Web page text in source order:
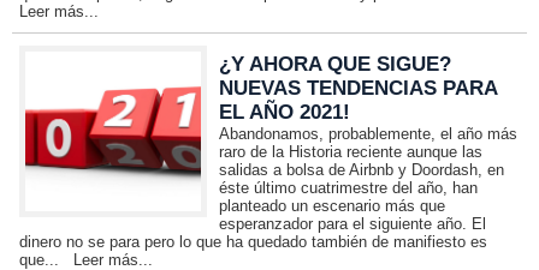
Leer más...
¿Y AHORA QUE SIGUE?
NUEVAS TENDENCIAS PARA
EL AÑO 2021!
Abandonamos, probablemente, el año más
raro de la Historia reciente aunque las
salidas a bolsa de Airbnb y Doordash, en
éste último cuatrimestre del año, han
planteado un escenario más que
esperanzador para el siguiente año. El
dinero no se para pero lo que ha quedado también de manifiesto es
que...
Leer más...